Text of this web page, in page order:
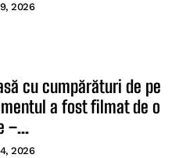
2026
cu cumpărături de pe
a fost filmat de o
–...
2026